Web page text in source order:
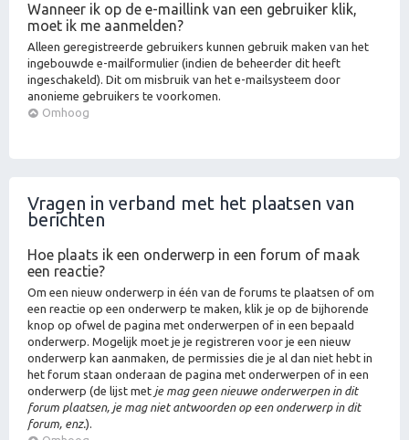
Wanneer ik op de e-maillink van een gebruiker klik,
moet ik me aanmelden?
Alleen geregistreerde gebruikers kunnen gebruik maken van het
ingebouwde e-mailformulier (indien de beheerder dit heeft
ingeschakeld). Dit om misbruik van het e-mailsysteem door
anonieme gebruikers te voorkomen.
Omhoog
Vragen in verband met het plaatsen van
berichten
Hoe plaats ik een onderwerp in een forum of maak
een reactie?
Om een nieuw onderwerp in één van de forums te plaatsen of om
een reactie op een onderwerp te maken, klik je op de bijhorende
knop op ofwel de pagina met onderwerpen of in een bepaald
onderwerp. Mogelijk moet je je registreren voor je een nieuw
onderwerp kan aanmaken, de permissies die je al dan niet hebt in
het forum staan onderaan de pagina met onderwerpen of in een
onderwerp (de lijst met je mag geen nieuwe onderwerpen in dit
forum plaatsen, je mag niet antwoorden op een onderwerp in dit
forum, enz.).